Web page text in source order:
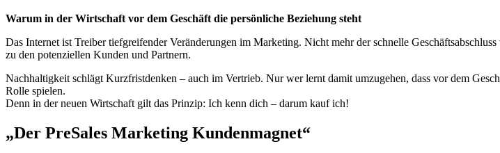
Warum in der Wirtschaft vor dem Geschäft die persönliche Beziehung steht
Das Internet ist Treiber tiefgreifender Veränderungen im Marketing. Nicht mehr der schnelle
zu den potenziellen Kunden und Partnern.
Nachhaltigkeit schlägt Kurzfristdenken – auch im Vertrieb. Nur wer lernt damit umzugehen, dass vor dem
Rolle spielen.
Denn in der neuen Wirtschaft gilt das Prinzip: Ich kenn dich – darum kauf ich!
„Der PreSales Marketing Kundenmagnet“